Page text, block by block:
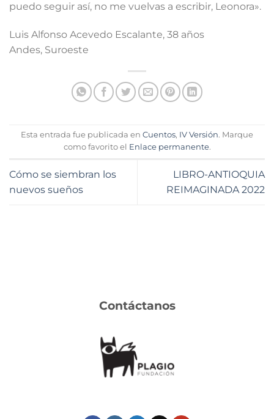
puedo seguir así, no me vuelvas a escribir, Leonora».
Luis Alfonso Acevedo Escalante, 38 años
Andes, Suroeste
Esta entrada fue publicada en Cuentos, IV Versión. Marque
como favorito el Enlace permanente.
Cómo se siembran los
nuevos sueños
LIBRO-ANTIOQUIA
REIMAGINADA 2022
Contáctanos